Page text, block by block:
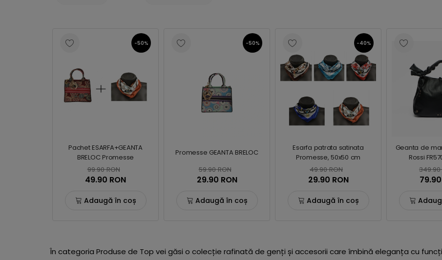
-50%
Pachet ESARFA+GEANTA
BRELOC Promesse
99.90 RON
49.90 RON
Adaugă în coș
-50%
Promesse GEANTA BRELOC
59.90 RON
29.90 RON
Adaugă în coș
-40%
Esarfa patrata satinata
Promesse, 50x50 cm
49.90 RON
29.90 RON
Adaugă în coș
Geanta de
Rossi
349.90
În categoria Produse de Top vei găsi o colecție rafinată de genți și accesorii care îmbină eleganța cu